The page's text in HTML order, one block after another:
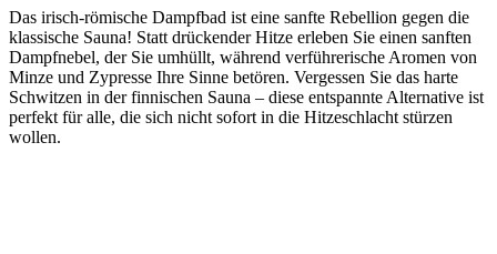
Das irisch-römische Dampfbad ist eine sanfte Rebellion gegen die
klassische Sauna! Statt drückender Hitze erleben Sie einen sanften
Dampfnebel, der Sie umhüllt, während verführerische Aromen von
Minze und Zypresse Ihre Sinne betören. Vergessen Sie das harte
Schwitzen in der finnischen Sauna – diese entspannte Alternative ist
perfekt für alle, die sich nicht sofort in die Hitzeschlacht stürzen
wollen.